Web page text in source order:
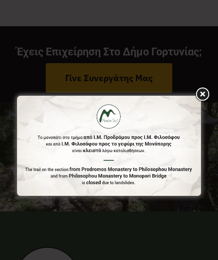
Νέα
Επικοινωνία
Έχεις Επιχείρηση Στο Δήμο Γορτυνίας;
Γίνε Συνεργάτης Μας